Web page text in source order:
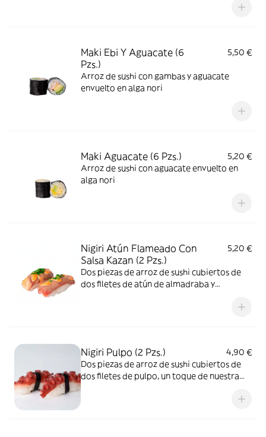
Maki Ebi Y Aguacate (6
Pzs.)
5,50 €
Arroz de sushi con gambas y aguacate
envuelto en alga nori
Maki Aguacate (6 Pzs.)
5,20 €
Arroz de sushi con aguacate envuelto en
alga nori
Nigiri Atún Flameado Con
Salsa Kazan (2 Pzs.)
5,20 €
Dos piezas de arroz de sushi cubiertos de
dos filetes de atún de almadraba y
Nigiri Pulpo (2 Pzs.)
4,90 €
Dos piezas de arroz de sushi cubiertos de
dos filetes de pulpo, un toque de nuestra